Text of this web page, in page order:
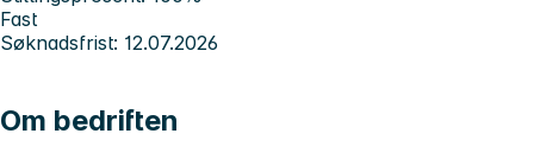
Fast
Søknadsfrist: 12.07.2026
Om bedriften